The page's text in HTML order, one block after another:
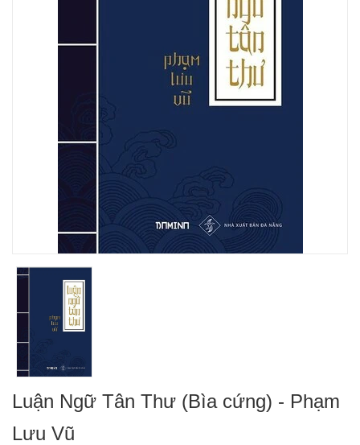
Luận Ngữ Tân Thư (Bìa cứng) - Phạm
Lưu Vũ